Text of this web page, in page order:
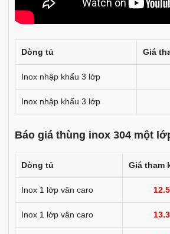
Dòng tủ Giá
Inox nhập khẩu 3 lớp
Inox nhập khẩu 3 lớp
Báo giá thùng inox 304 một
Dòng tủ Giá tham
Inox 1 lớp vân caro
Inox 1 lớp vân caro